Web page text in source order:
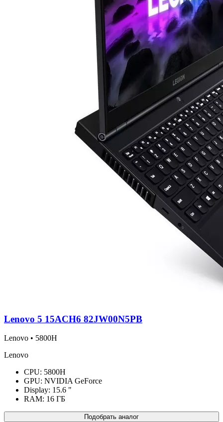
Lenovo 5 15ACH6 82JW00N5PB
Lenovo • 5800H
Lenovo
CPU: 5800H
GPU: NVIDIA GeForce
Display: 15.6 "
RAM: 16 ГБ
Подобрать аналог